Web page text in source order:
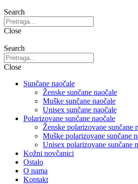
Search
Close
Search
Close
Sunčane naočale
Ženske sunčane naočale
Muške sunčane naočale
Unisex sunčane naočale
Polarizovane sunčane naočale
Ženske polarizovane sunčane
Muške polarizovane sunčane
Unisex polarizovane sunčane
Kožni novčanici
Ostalo
O nama
Kontakt